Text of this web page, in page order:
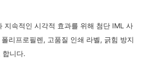
지속적인 시각적 효과를 위해 첨단 IML 사
리프로필렌, 고품질 인쇄 라벨, 긁힘 방지
합니다.